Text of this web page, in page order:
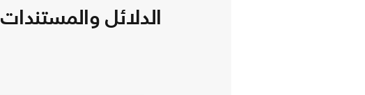
الدلائل والمستندات